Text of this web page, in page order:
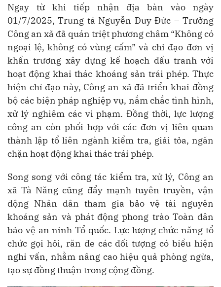
Ngay từ khi tiếp nhận địa bàn vào ngày
01/7/2025, Trung tá Nguyễn Duy Đức – Trưởng
Công an xã đã quán triệt phương châm “Không có
ngoại lệ, không có vùng cấm” và chỉ đạo đơn vị
khẩn trương xây dựng kế hoạch đấu tranh với
hoạt động khai thác khoáng sản trái phép. Thực
hiện chỉ đạo này, Công an xã đã triển khai đồng
bộ các biện pháp nghiệp vụ, nắm chắc tình hình,
xử lý nghiêm các vi phạm. Đồng thời, lực lượng
công an còn phối hợp với các đơn vị liên quan
thành lập tổ liên ngành kiểm tra, giải tỏa, ngăn
chặn hoạt động khai thác trái phép.
Song song với công tác kiểm tra, xử lý, Công an
xã Tà Năng cũng đẩy mạnh tuyên truyền, vận
động Nhân dân tham gia bảo vệ tài nguyên
khoáng sản và phát động phong trào Toàn dân
bảo vệ an ninh Tổ quốc. Lực lượng chức năng tổ
chức gọi hỏi, răn đe các đối tượng có biểu hiện
nghi vấn, nhằm nâng cao hiệu quả phòng ngừa,
tạo sự đồng thuận trong cộng đồng.